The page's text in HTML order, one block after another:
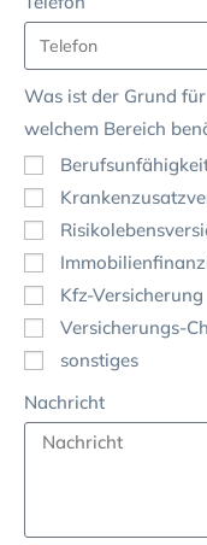
Was ist der Grund
welchem Bereich
Kfz-Versicherung
Versicherungs-
sonstiges
Nachricht